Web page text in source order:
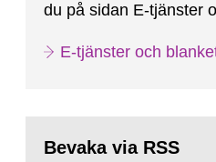
du på sidan E-tjänster
E-tjänster och
Bevaka via RSS